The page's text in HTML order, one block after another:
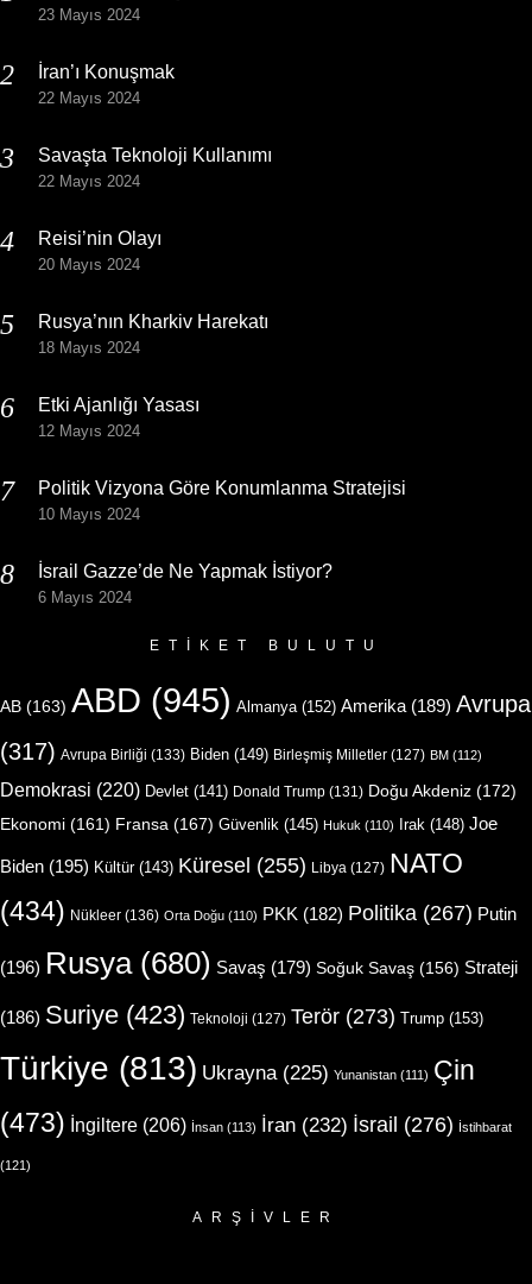
23 Mayıs 2024
İran’ı Konuşmak
22 Mayıs 2024
Savaşta Teknoloji Kullanımı
22 Mayıs 2024
Reisi’nin Olayı
20 Mayıs 2024
Rusya’nın Kharkiv Harekatı
18 Mayıs 2024
Etki Ajanlığı Yasası
12 Mayıs 2024
Politik Vizyona Göre Konumlanma Stratejisi
10 Mayıs 2024
İsrail Gazze’de Ne Yapmak İstiyor?
6 Mayıs 2024
ETIKET BULUTU
AB (163) ABD (945) Almanya(152) Amerika (189) Avrupa
(317) Avrupa Birliği (133) Biden (149) Birleşmiş Milletler (127) BM (112)
Demokrasi (220) Devlet (141) Donald Trump (131) Doğu Akdeniz (172)
Ekonomi (161) Fransa (167) Güvenlik (145) Hukuk (110) Irak (148) Joe
Biden (195) Kültür(143) Küresel (255) Libya (127) NATO
(434) Nükleer (136) Orta Doğu (110) PKK (182) Politika (267) Putin
(196) Rusya(680) Savaş (179) Soğuk Savaş (156) Strateji
(186) Suriye (423) Teknoloji (127) Terör (273) Trump (153)
Türkiye (813) Ukrayna(225) Yunanistan (111) Çin
(473) İngiltere (206) İnsan (113) İran (232) İsrail (276) İstihbarat
(121)
ARŞIVLER